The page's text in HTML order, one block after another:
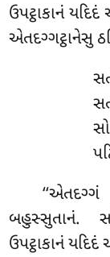
ઉપટ્ઠાકાનં
એતદગ્ગટ્ઠાનેસુ
‘‘એતદગ્ગં
બહુસ્સુતાનં.
ઉપટ્ઠાકાનં યદિદં